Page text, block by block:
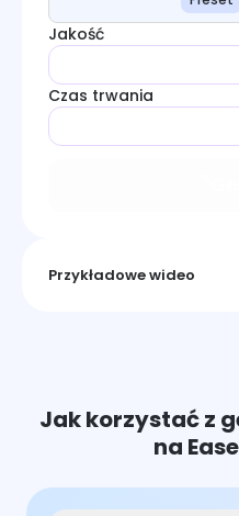
Jakość
Czas trwania
Przykładowe wideo
Jak korzystać z
na